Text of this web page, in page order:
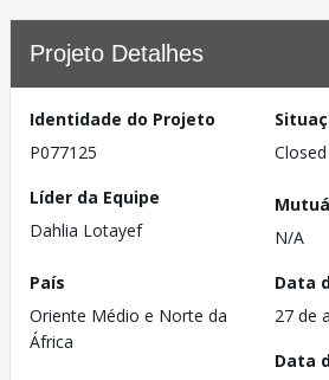
Projeto Detalhes
Identidade do Projeto
P077125
Closed
Líder da Equipe
Dahlia Lotayef
N/A
País
Oriente Médio e Norte da
África
Data
27 de
Data